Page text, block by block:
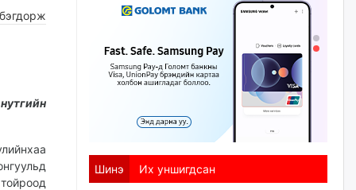
Шинэ Их уншигдсан